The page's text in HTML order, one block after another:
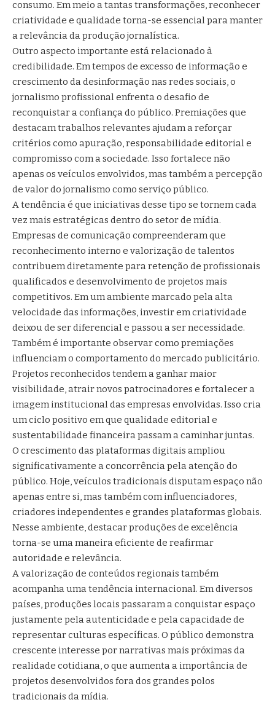
consumo. Em meio a tantas transformações, reconhecer
criatividade e qualidade torna-se essencial para manter
a relevância da produção jornalística.
Outro aspecto importante está relacionado à
credibilidade. Em tempos de excesso de informação e
crescimento da desinformação nas redes sociais, o
jornalismo profissional enfrenta o desafio de
reconquistar a confiança do público. Premiações que
destacam trabalhos relevantes ajudam a reforçar
critérios como apuração, responsabilidade editorial e
compromisso com a sociedade. Isso fortalece não
apenas os veículos envolvidos, mas também a percepção
de valor do jornalismo como serviço público.
A tendência é que iniciativas desse tipo se tornem cada
vez mais estratégicas dentro do setor de mídia.
Empresas de comunicação compreenderam que
reconhecimento interno e valorização de talentos
contribuem diretamente para retenção de profissionais
qualificados e desenvolvimento de projetos mais
competitivos. Em um ambiente marcado pela alta
velocidade das informações, investir em criatividade
deixou de ser diferencial e passou a ser necessidade.
Também é importante observar como premiações
influenciam o comportamento do mercado publicitário.
Projetos reconhecidos tendem a ganhar maior
visibilidade, atrair novos patrocinadores e fortalecer a
imagem institucional das empresas envolvidas. Isso cria
um ciclo positivo em que qualidade editorial e
sustentabilidade financeira passam a caminhar juntas.
O crescimento das plataformas digitais ampliou
significativamente a concorrência pela atenção do
público. Hoje, veículos tradicionais disputam espaço não
apenas entre si, mas também com influenciadores,
criadores independentes e grandes plataformas globais.
Nesse ambiente, destacar produções de excelência
torna-se uma maneira eficiente de reafirmar
autoridade e relevância.
A valorização de conteúdos regionais também
acompanha uma tendência internacional. Em diversos
países, produções locais passaram a conquistar espaço
justamente pela autenticidade e pela capacidade de
representar culturas específicas. O público demonstra
crescente interesse por narrativas mais próximas da
realidade cotidiana, o que aumenta a importância de
projetos desenvolvidos fora dos grandes polos
tradicionais da mídia.